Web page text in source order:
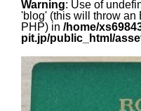
Warning: Use of
'blog' (this will throw an
PHP) in /home/
pit.jp/public_html/